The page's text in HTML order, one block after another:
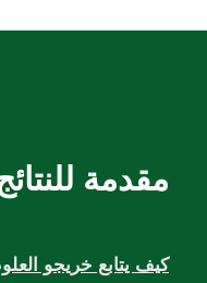
مقدمة للنتائج
كيف يتابع خريجو